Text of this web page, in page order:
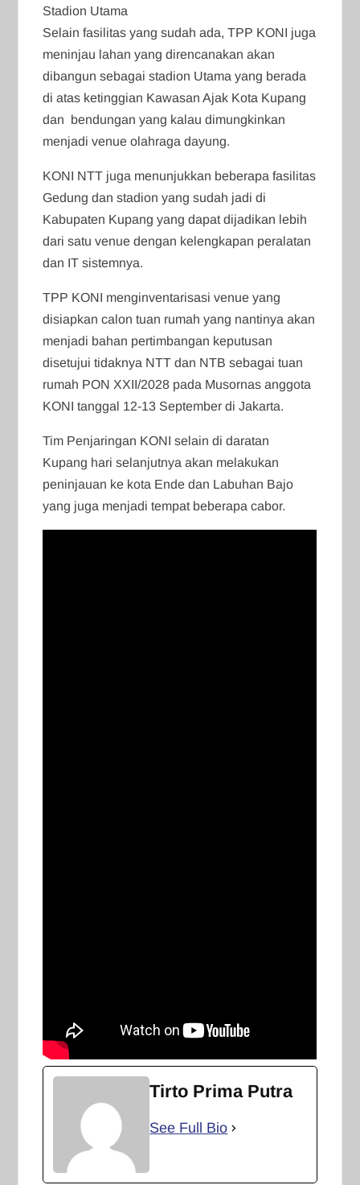
Stadion Utama
Selain fasilitas yang sudah ada, TPP KONI juga
meninjau lahan yang direncanakan akan
dibangun sebagai stadion Utama yang berada
di atas ketinggian Kawasan Ajak Kota Kupang
dan bendungan yang kalau dimungkinkan
menjadi venue olahraga dayung.
KONI NTT juga menunjukkan beberapa fasilitas
Gedung dan stadion yang sudah jadi di
Kabupaten Kupang yang dapat dijadikan lebih
dari satu venue dengan kelengkapan peralatan
dan IT sistemnya.
TPP KONI menginventarisasi venue yang
disiapkan calon tuan rumah yang nantinya akan
menjadi bahan pertimbangan keputusan
disetujui tidaknya NTT dan NTB sebagai tuan
rumah PON XXII/2028 pada Musornas anggota
KONI tanggal 12-13 September di Jakarta.
Tim Penjaringan KONI selain di daratan
Kupang hari selanjutnya akan melakukan
peninjauan ke kota Ende dan Labuhan Bajo
yang juga menjadi tempat beberapa cabor.
Tirto Prima Putra
See Full Bio